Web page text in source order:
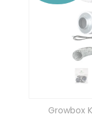
Growbox